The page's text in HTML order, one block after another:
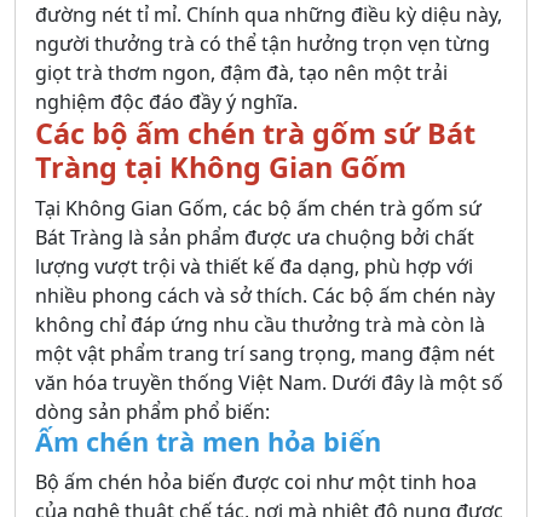
đường nét tỉ mỉ. Chính qua những điều kỳ diệu này,
người thưởng trà có thể tận hưởng trọn vẹn từng
giọt trà thơm ngon, đậm đà, tạo nên một trải
nghiệm độc đáo đầy ý nghĩa.
Các bộ ấm chén trà gốm sứ Bát
Tràng tại Không Gian Gốm
Tại Không Gian Gốm, các bộ ấm chén trà gốm sứ
Bát Tràng là sản phẩm được ưa chuộng bởi chất
lượng vượt trội và thiết kế đa dạng, phù hợp với
nhiều phong cách và sở thích. Các bộ ấm chén này
không chỉ đáp ứng nhu cầu thưởng trà mà còn là
một vật phẩm trang trí sang trọng, mang đậm nét
văn hóa truyền thống Việt Nam. Dưới đây là một số
dòng sản phẩm phổ biến:
Ấm chén trà men hỏa biến
Bộ ấm chén hỏa biến được coi như một tinh hoa
của nghệ thuật chế tác, nơi mà nhiệt độ nung được